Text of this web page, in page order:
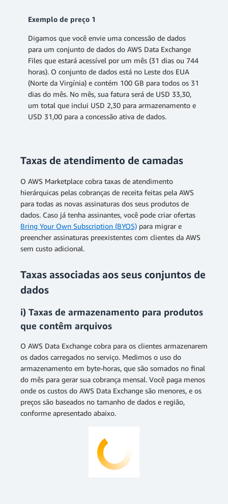
Exemplo de preço 1
Digamos que você envie uma concessão de dados
para um conjunto de dados do AWS Data Exchange
Files que estará acessível por um mês (31 dias ou 744
horas). O conjunto de dados está no Leste dos EUA
(Norte da Virgínia) e contém 100 GB para todos os 31
dias do mês. No mês, sua fatura será de USD 33,30,
um total que inclui USD 2,30 para armazenamento e
USD 31,00 para a concessão ativa de dados.
Taxas de atendimento de camadas
O AWS Marketplace cobra taxas de atendimento
hierárquicas pelas cobranças de receita feitas pela AWS
para todas as novas assinaturas dos seus produtos de
dados. Caso já tenha assinantes, você pode criar ofertas
Bring Your Own Subscription (BYOS) para migrar e
preencher assinaturas preexistentes com clientes da AWS
sem custo adicional.
Taxas associadas aos seus conjuntos de
dados
i) Taxas de armazenamento para produtos
que contêm arquivos
O AWS Data Exchange cobra para os clientes armazenarem
os dados carregados no serviço. Medimos o uso do
armazenamento em byte-horas, que são somados no final
do mês para gerar sua cobrança mensal. Você paga menos
onde os custos do AWS Data Exchange são menores, e os
preços são baseados no tamanho de dados e região,
conforme apresentado abaixo.